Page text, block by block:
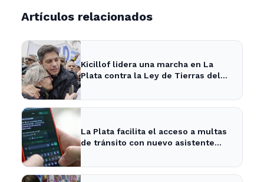
Artículos relacionados
Kicillof lidera una marcha en La
Plata contra la Ley de Tierras del
La Plata facilita el acceso a multas
de tránsito con nuevo asistente